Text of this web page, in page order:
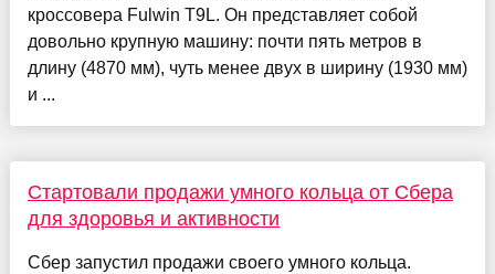
кроссовера Fulwin T9L. Он представляет собой
довольно крупную машину: почти пять метров в
длину (4870 мм), чуть менее двух в ширину (1930 мм)
и ...
Стартовали продажи умного кольца от Сбера
для здоровья и активности
Сбер запустил продажи своего умного кольца.